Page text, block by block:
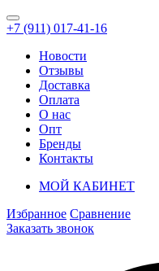
+7 (911) 017-41-16
Новости
Отзывы
Доставка
Оплата
О нас
Опт
Бренды
Контакты
МОЙ КАБИНЕТ
Избранное Сравнение
Заказать звонок